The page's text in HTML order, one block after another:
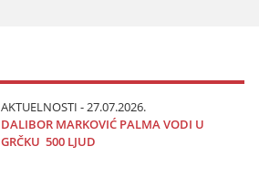
AKTUELNOSTI - 27.07.2026.
DALIBOR MARKOVIĆ PALMA VODI U
GRČKU 500 LJUD